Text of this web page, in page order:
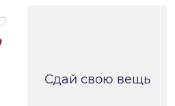
Сдай свою вещь